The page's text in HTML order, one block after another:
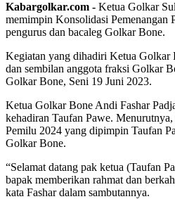
Kabargolkar.com - Ketua Golkar
memimpin Konsolidasi Pemenangan
pengurus dan bacaleg Golkar Bone.
Kegiatan yang dihadiri Ketua Golkar
dan sembilan anggota fraksi Golkar
Golkar Bone, Seni 19 Juni 2023.
Ketua Golkar Bone Andi Fashar
kehadiran Taufan Pawe.
Pemilu 2024 yang dipimpin Taufan
Golkar Bone.
“Selamat datang pak ketua (Taufan
bapak memberikan rahmat dan
kata Fashar dalam sambutannya.